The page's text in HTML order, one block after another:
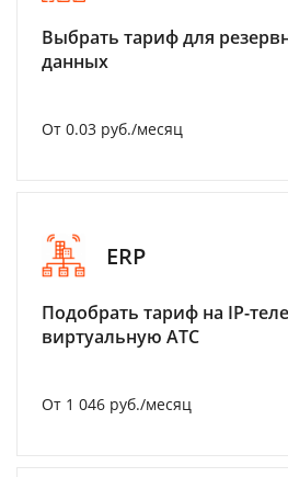
Выбрать тариф для
данных
От 0.03 руб./месяц
ERP
Подобрать тариф на IP-
виртуальную АТС
От 1 046 руб./месяц